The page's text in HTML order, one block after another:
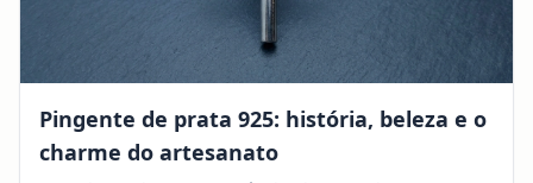
Pingente de prata 925: história, beleza e o
charme do artesanato